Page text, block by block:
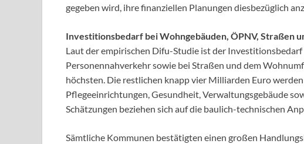
gegeben wird, ihre finanziellen Planungen diesbezüglich
Investitionsbedarf bei Wohngebäuden, ÖPNV, Straßen
Laut der empirischen Difu-Studie ist der
Personennahverkehr sowie bei Straßen und dem
höchsten. Die restlichen knapp vier Milliarden Euro
Pflegeeinrichtungen, Gesundheit, Verwaltungsgebäude
Schätzungen beziehen sich auf die baulich-technischen
Sämtliche Kommunen bestätigten einen großen